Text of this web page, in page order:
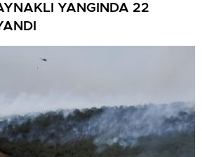
YANGINDA 22